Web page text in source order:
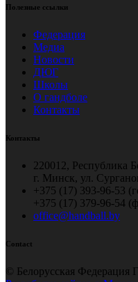
Полезные ссылки
Федерация
Медиа
Новости
ДЮГ
Школы
О гандболе
Контакты
Контакты
220012, Республика
г. Минск, ул.
+375 (17) 393-96-53
+375 (17) 379-96-54
office@handball.by
Contact
© Белорусская Федерация